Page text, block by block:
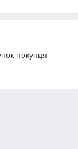
покупця